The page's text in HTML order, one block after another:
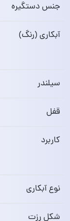
جنس دستگیره
آبکاری (رنگ)
سیلندر
قفل
کاربرد
نوع آبکاری
شکل رزت